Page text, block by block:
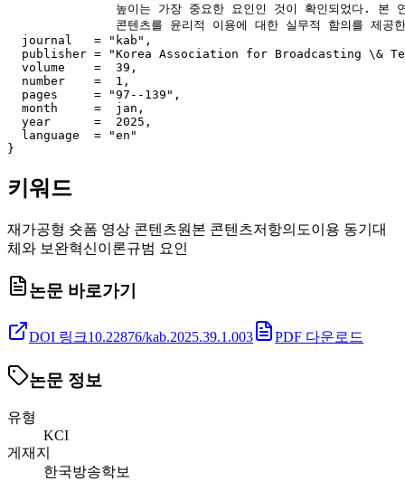
높이는 가장 중요한 요인인 것이 확인되었다. 본
콘텐츠를 윤리적 이용에 대한 실무적 함의를 제공
  journal   = "kab",
publisher = "Korea Association for Broadcasting \&
  volume    =  39,
  number    =  1,
  pages     = "97--139",
  month     =  jan,
  year      =  2025,
  language  = "en"
키워드
재가공형 숏폼 영상 콘텐츠원본 콘텐츠저항의도이용 동기 대
체와 보완혁신이론규범 요인
논문 바로가기
DOI 링크10.22876/kab.2025.39.1.003 PDF 다운로드
논문 정보
유형
KCI
게재지
한국방송학보